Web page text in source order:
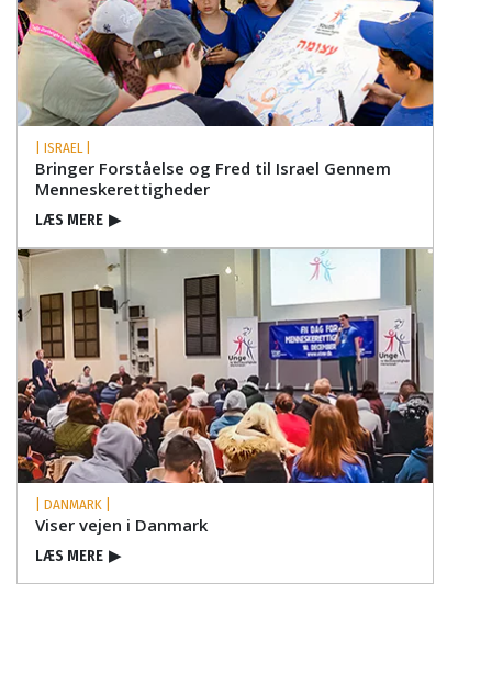
| ISRAEL |
Bringer Forståelse og Fred til Israel Gennem
Menneskerettigheder
LÆS MERE ▶
| DANMARK |
Viser vejen i Danmark
LÆS MERE ▶